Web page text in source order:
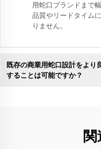
用蛇口ブランドまで
品質やリードタイム
りません。
既存の商業用蛇口設計をより
することは可能ですか？